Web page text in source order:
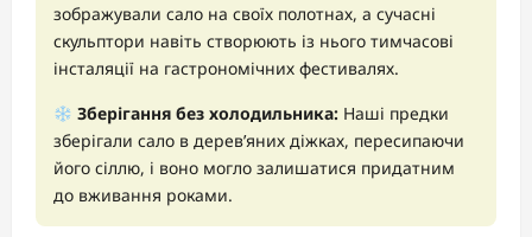
зображували сало на своїх полотнах, а сучасні
скульптори навіть створюють із нього тимчасові
інсталяції на гастрономічних фестивалях.
Зберігання без холодильника:Наші предки
зберігали сало в дерев’яних діжках, пересипаючи
його сіллю, і воно могло залишатися придатним
до вживання роками.